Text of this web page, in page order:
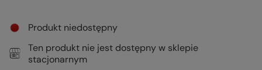
Produkt niedostępny
Ten produkt nie jest dostępny w sklepie
stacjonarnym